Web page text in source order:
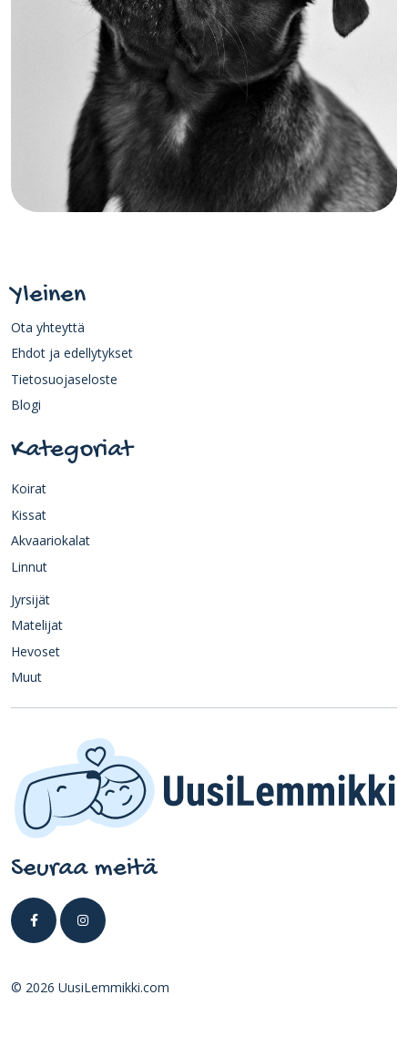
Yleinen
Ota yhteyttä
Ehdot ja edellytykset
Tietosuojaseloste
Blogi
Kategoriat
Koirat
Kissat
Akvaariokalat
Linnut
Jyrsijät
Matelijat
Hevoset
Muut
Seuraa meitä
© 2026 UusiLemmikki.com